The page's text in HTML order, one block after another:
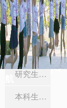
栏目导
研究生工作
本科生工作